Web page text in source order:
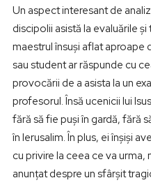
Un aspect interesant de
discipolii asistă la evaluările
maestrul însuși aflat aproape
sau student ar răspunde cu
provocării de a asista la un
profesorul. Însă ucenicii lui
fără să fie puși în gardă, fără
în Ierusalim. În plus, ei înșiși
cu privire la ceea ce va urma,
anunțat despre un sfârșit